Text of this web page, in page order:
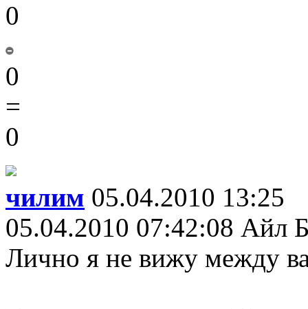
0
0
=
0
чилим 05.04.2010 13:25
05.04.2010 07:42:08 Айл
Лично я не вижу между